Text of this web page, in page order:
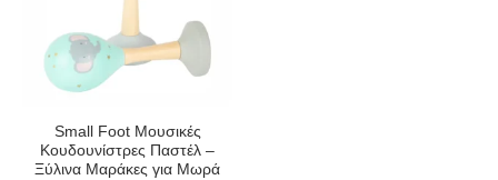
Small Foot Μουσικές
Κουδουνίστρες Παστέλ –
Ξύλινα Μαράκες για Μωρά